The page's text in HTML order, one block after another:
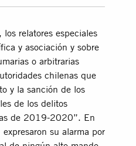
relatores especiales
y asociación y sobre
o arbitrarias
chilenas que
y la sanción de los
de los delitos
de 2019-2020”. En
su alarma por